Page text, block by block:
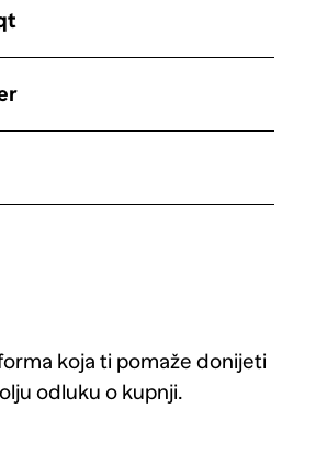
koja ti pomaže donijeti
odluku o kupnji.